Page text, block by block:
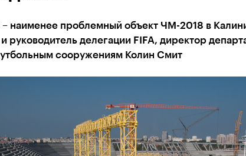
– наименее проблемный объект ЧМ-2018 в
руководитель делегации FIFA, директор
сооружениям Колин Смит